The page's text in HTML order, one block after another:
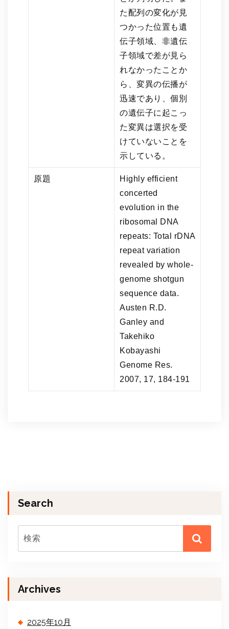
た配列の変化が見
つかった位置も遺
伝子領域、非遺伝
子領域で差が見ら
れなかったことか
ら、変異の伝播が
迅速であり、個別
の遺伝子に起こっ
た変異は選択を受
けていないことを
示している。
原題
Highly efficient
concerted
evolution in the
ribosomal DNA
repeats: Total rDNA
repeat variation
revealed by whole-
genome shotgun
sequence data.
Austen R.D.
Ganley and
Takehiko
Kobayashi
Genome Res.
2007, 17, 184-191
Search
Archives
2025年10月